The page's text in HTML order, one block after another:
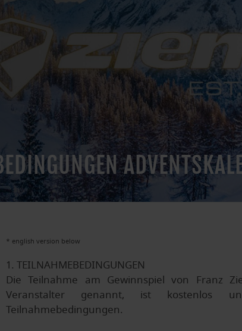
* english version below
1. TEILNAHMEBEDINGUNGEN
Die Teilnahme am Gewinnspiel von Franz
Veranstalter genannt, ist kostenlos
Teilnahmebedingungen.